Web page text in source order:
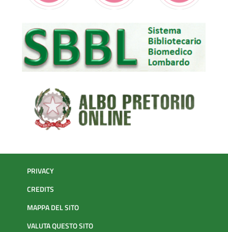
PRIVACY
CREDITS
MAPPA DEL SITO
VALUTA QUESTO SITO